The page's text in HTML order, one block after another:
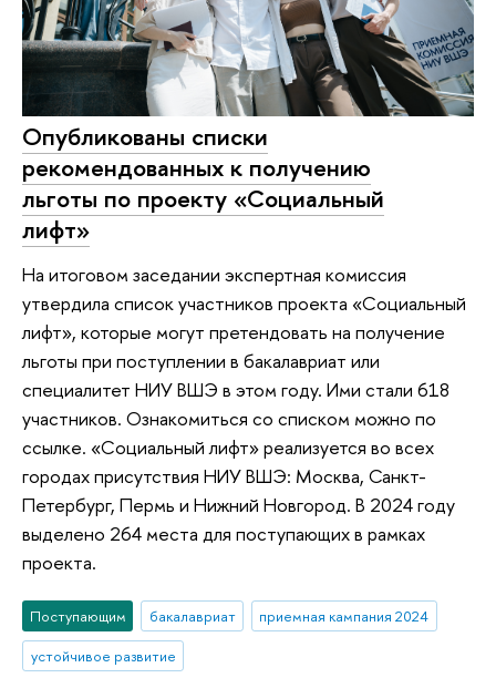
Опубликованы списки
рекомендованных к получению
льготы по проекту «Социальный
лифт»
На итоговом заседании экспертная комиссия
утвердила список участников проекта «Социальный
лифт», которые могут претендовать на получение
льготы при поступлении в бакалавриат или
специалитет НИУ ВШЭ в этом году. Ими стали 618
участников. Ознакомиться со списком можно по
ссылке. «Социальный лифт» реализуется во всех
городах присутствия НИУ ВШЭ: Москва, Санкт-
Петербург, Пермь и Нижний Новгород. В 2024 году
выделено 264 места для поступающих в рамках
проекта.
Поступающим бакалавриат
приемная кампания 2024
устойчивое развитие